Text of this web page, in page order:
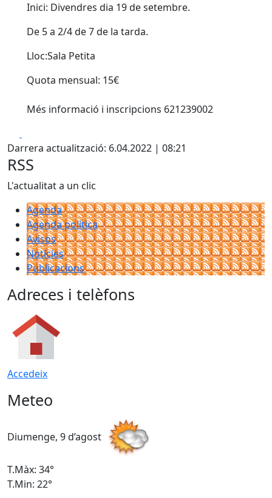
Inici: Divendres dia 19 de setembre.
De 5 a 2/4 de 7 de la tarda.
Lloc:Sala Petita
Quota mensual: 15€
Més informació i inscripcions 621239002
Darrera actualització: 6.04.2022 | 08:21
RSS
L'actualitat a un clic
Agenda
Agenda política
Avisos
Notícies
Publicacions
Adreces i telèfons
Accedeix
Meteo
Diumenge, 9 d’agost
T.Màx: 34°
T.Min: 22°